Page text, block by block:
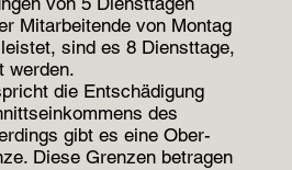
Mitarbeitende von Montag
sind es 8 Diensttage,
werden.
die Entschädigung
des
gibt es eine Ober-
Diese Grenzen betragen